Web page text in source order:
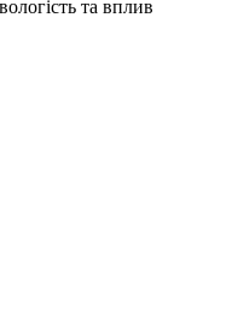
та вплив